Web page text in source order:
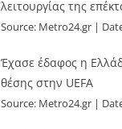
λειτουργίας της
Source: Metro24.gr
Έχασε έδαφος η
θέσης στην UEFA
Source: Metro24.gr